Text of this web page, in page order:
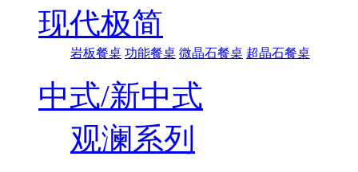
现代极简
岩板餐桌 功能餐桌 微晶石餐桌 超晶石餐桌
中式/新中式
观澜系列